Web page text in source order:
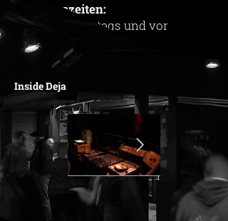
Öffnungszeiten:
Freitags, Samstags und vor
Feiertagen
22:00 Uhr - mind. 03:00 Uhr
Inside Deja